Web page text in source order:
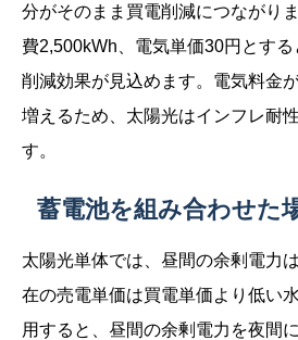
分がそのまま買電削減につながり
費2,500kWh、電気単価30円とす
削減効果が見込めます。電気料金
増えるため、太陽光はインフレ耐
す。
蓄電池を組み合わせた
太陽光単体では、昼間の余剰電力
在の売電単価は買電単価より低い
用すると、昼間の余剰電力を夜間